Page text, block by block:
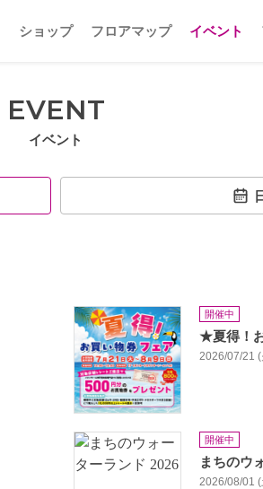
ショップ フロアマップ イベント
EVENT
イベント
開催中
★夏得！
2026/07/21
開催中
まちのウ
2026/08/01